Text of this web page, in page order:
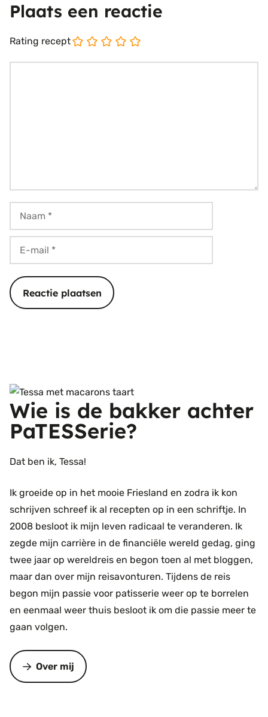
Plaats een reactie
Rating recept
mail
Wie is de bakker achter
PaTESSerie?
Dat ben ik, Tessa!
Ik groeide op in het mooie Friesland en zodra ik kon
schrijven schreef ik al recepten op in een schriftje. In
2008 besloot ik mijn leven radicaal te veranderen. Ik
zegde mijn carrière in de financiële wereld gedag, ging
twee jaar op wereldreis en begon toen al met bloggen,
maar dan over mijn reisavonturen. Tijdens de reis
begon mijn passie voor patisserie weer op te borrelen
en eenmaal weer thuis besloot ik om die passie meer te
gaan volgen.
Over mij